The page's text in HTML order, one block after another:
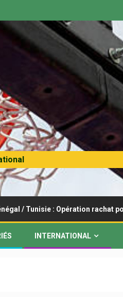
Opération rachat pour les
INTERNATIONAL